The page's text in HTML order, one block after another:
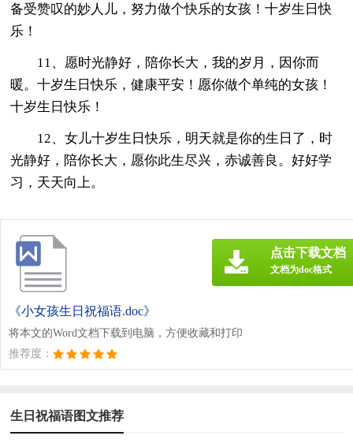
备受赞叹的妙人儿，努力做个快乐的女孩！十岁生日快
乐！
11、愿时光静好，陪你长大，我的岁月，因你而
暖。十岁生日快乐，健康平安！愿你做个单纯的女孩！
十岁生日快乐！
12、女儿十岁生日快乐，明天就是你的生日了，时
光静好，陪你长大，愿你此生尽兴，赤诚善良。好好学
习，天天向上。
《小女孩生日祝福语.doc》
将本文的Word文档下载到电脑，方便收藏和打印
推荐度：
点击下载文档
文档为doc格式
生日祝福语图文推荐